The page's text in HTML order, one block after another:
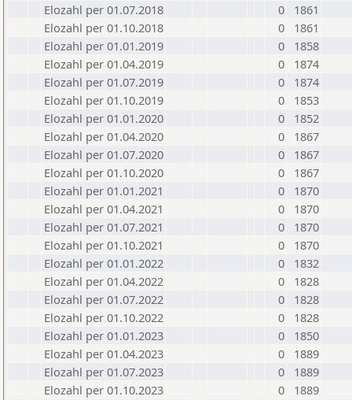
Elozahl per 01.07.2018
0
1861
Elozahl per 01.10.2018
0
1861
Elozahl per 01.01.2019
0
1858
Elozahl per 01.04.2019
0
1874
Elozahl per 01.07.2019
0
1874
Elozahl per 01.10.2019
0
1853
Elozahl per 01.01.2020
0
1852
Elozahl per 01.04.2020
0
1867
Elozahl per 01.07.2020
0
1867
Elozahl per 01.10.2020
0
1867
Elozahl per 01.01.2021
0
1870
Elozahl per 01.04.2021
0
1870
Elozahl per 01.07.2021
0
1870
Elozahl per 01.10.2021
0
1870
Elozahl per 01.01.2022
0
1832
Elozahl per 01.04.2022
0
1828
Elozahl per 01.07.2022
0
1828
Elozahl per 01.10.2022
0
1828
Elozahl per 01.01.2023
0
1850
Elozahl per 01.04.2023
0
1889
Elozahl per 01.07.2023
0
1889
Elozahl per 01.10.2023
0
1889